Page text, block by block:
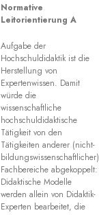
Normative
Leitorientierung A
Aufgabe der
Hochschuldidaktik ist die
Herstellung von
Expertenwissen. Damit
würde die
wissenschaftliche
hochschuldidaktische
Tätigkeit von den
Tätigkeiten anderer (nicht-
bildungswissenschaftlicher)
Fachbereiche abgekoppelt:
Didaktische Modelle
werden allein von Didaktik-
Experten bearbeitet, die